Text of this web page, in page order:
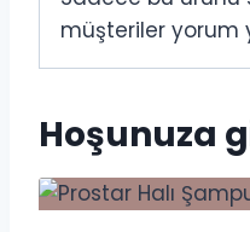
müşteriler yorum
Hoşunuza